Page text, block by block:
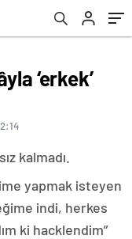
‘erkek’
kalmadı.
yapmak isteyen
indi, herkes
ki hacklendim”